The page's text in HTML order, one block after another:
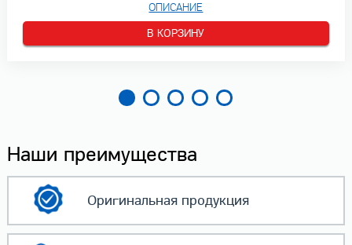
ОПИСАНИЕ
В КОРЗИНУ
Наши преимущества
Оригинальнаяпродукция